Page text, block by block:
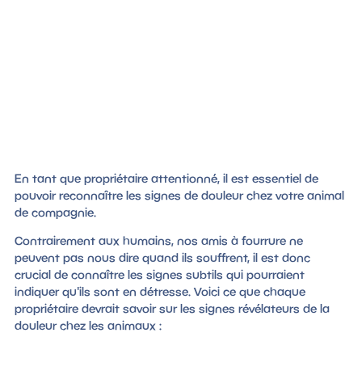
En tant que propriétaire attentionné, il est essentiel de
pouvoir reconnaître les signes de douleur chez votre animal
de compagnie.
Contrairement aux humains, nos amis à fourrure ne
peuvent pas nous dire quand ils souffrent, il est donc
crucial de connaître les signes subtils qui pourraient
indiquer qu'ils sont en détresse. Voici ce que chaque
propriétaire devrait savoir sur les signes révélateurs de la
douleur chez les animaux :